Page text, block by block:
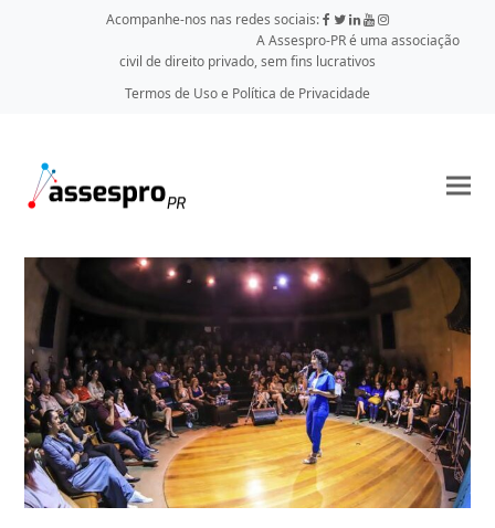
Acompanhe-nos nas redes sociais:
A Assespro-PR é uma associação
civil de direito privado, sem fins lucrativos
Termos de Uso e Política de Privacidade